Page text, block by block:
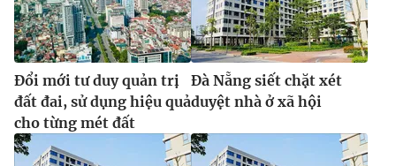
Đổi mới tư duy quản trị
đất đai, sử dụng hiệu quả
cho từng mét đất
Đà Nẵng siết chặt xét
duyệt nhà ở xã hội